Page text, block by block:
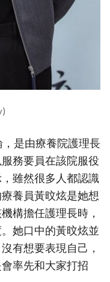
是由療養院護理長
務要員在該院服役
雖然很多人都認識
養員黃旼炫是她想
構擔任護理長時，
她口中的黃旼炫並
有想要表現自己，
率先和大家打招